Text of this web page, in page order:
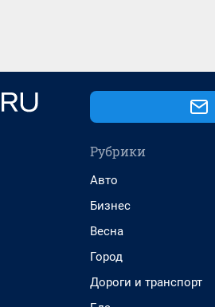
Рубрики
Авто
Бизнес
Весна
Город
Дороги и транспорт